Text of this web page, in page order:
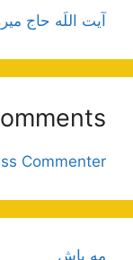
آیت اللَه حاج
Commenter
مه پاش